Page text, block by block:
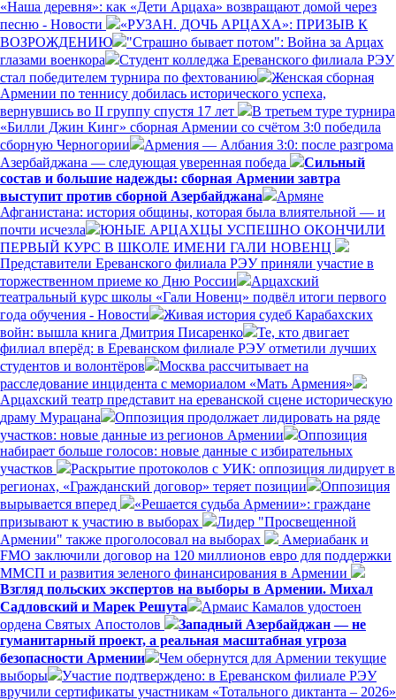
«Наша деревня»: как «Дети Арцаха» возвращают домой через
песню - Новости
«РУЗАН. ДОЧЬ АРЦАХА»: ПРИЗЫВ К
ВОЗРОЖДЕНИЮ
"Страшно бывает потом": Война за Арцах
глазами военкора
Студент колледжа Ереванского филиала РЭУ
стал победителем турнира по фехтованию
Женская сборная
Армении по теннису добилась исторического успеха,
вернувшись во II группу спустя 17 лет
В третьем туре турнира
«Билли Джин Кинг» сборная Армении со счётом 3:0 победила
сборную Черногории
Армения — Албания 3:0: после разгрома
Азербайджана — следующая уверенная победа
Сильный
состав и большие надежды: сборная Армении завтра
выступит против сборной Азербайджана
Армяне
Афганистана: история общины, которая была влиятельной — и
почти исчезла
ЮНЫЕ АРЦАХЦЫ УСПЕШНО ОКОНЧИЛИ
ПЕРВЫЙ КУРС В ШКОЛЕ ИМЕНИ ГАЛИ НОВЕНЦ
Представители Ереванского филиала РЭУ приняли участие в
торжественном приеме ко Дню России
Арцахский
театральный курс школы «Гали Новенц» подвёл итоги первого
года обучения - Новости
Живая история судеб Карабахских
войн: вышла книга Дмитрия Писаренко
Те, кто двигает
филиал вперёд: в Ереванском филиале РЭУ отметили лучших
студентов и волонтёров
Москва рассчитывает на
расследование инцидента с мемориалом «Мать Армения»
Арцахский театр представит на ереванской сцене историческую
драму Мурацана
Оппозиция продолжает лидировать на ряде
участков: новые данные из регионов Армении
Оппозиция
набирает больше голосов: новые данные с избирательных
участков
Раскрытие протоколов с УИК: оппозиция лидирует в
регионах, «Гражданский договор» теряет позиции
Оппозиция
вырывается вперед
«Решается судьба Армении»: граждане
призывают к участию в выборах
Лидер "Просвещенной
Армении" также проголосовал на выборах
Америабанк и
FMO заключили договор на 120 миллионов евро для поддержки
ММСП и развития зеленого финансирования в Армении
Взгляд польских экспертов на выборы в Армении. Михал
Садловский и Марек Решута
Армаис Камалов удостоен
ордена Святых Апостолов
Западный Азербайджан — не
гуманитарный проект, а реальная масштабная угроза
безопасности Армении
Чем обернутся для Армении текущие
выборы
Участие подтверждено: в Ереванском филиале РЭУ
вручили сертификаты участникам «Тотального диктанта – 2026»